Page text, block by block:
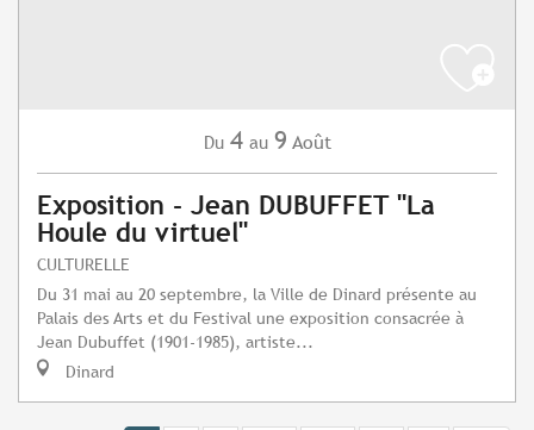
Du 4 au 9 Août
Exposition - Jean DUBUFFET "La
Houle du virtuel"
CULTURELLE
Du 31 mai au 20 septembre, la Ville de Dinard présente au
Palais des Arts et du Festival une exposition consacrée à
Jean Dubuffet (1901-1985), artiste...
Dinard